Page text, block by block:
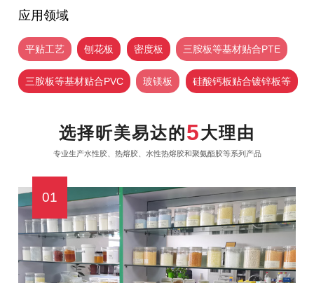
应用领域
平贴工艺 刨花板 密度板 三胺板等基材贴合PTE
三胺板等基材贴合PVC 玻镁板 硅酸钙板贴合镀锌板等
选择昕美易达的5大理由
专业生产水性胶、热熔胶、水性热熔胶和聚氨酯胶等系列产品
01